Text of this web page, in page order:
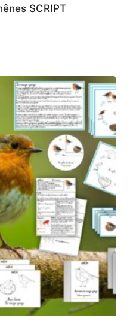
SCRIPT